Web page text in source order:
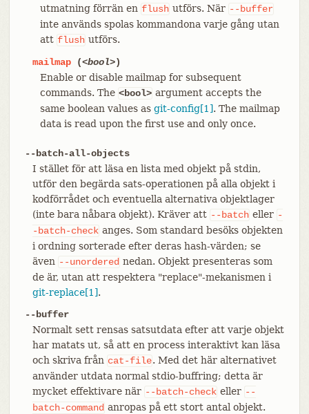
utmatning förrän en flush utförs. När --buffer
inte används spolas kommandona varje gång utan
att flush utförs.
mailmap(<bool>)
Enable or disable mailmap for subsequent
commands. The <bool> argument accepts the
same boolean values as git-config[1]. The mailmap
data is read upon the first use and only once.
--batch-all-objects
I stället för att läsa en lista med objekt på stdin,
utför den begärda sats-operationen på alla objekt i
kodförrådet och eventuella alternativa objektlager
(inte bara nåbara objekt). Kräver att --batch eller -
-batch-check anges. Som standard besöks objekten
i ordning sorterade efter deras hash-värden; se
även --unordered nedan. Objekt presenteras som
de är, utan att respektera "replace"-mekanismen i
git-replace[1].
--buffer
Normalt sett rensas satsutdata efter att varje objekt
har matats ut, så att en process interaktivt kan läsa
och skriva från cat-file. Med det här alternativet
använder utdata normal stdio-buffring; detta är
mycket effektivare när --batch-check eller --
batch-command anropas på ett stort antal objekt.